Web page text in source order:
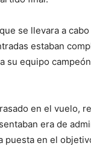
se llevara a
estaban
su equipo
en el vuelo,
era de
puesta en el